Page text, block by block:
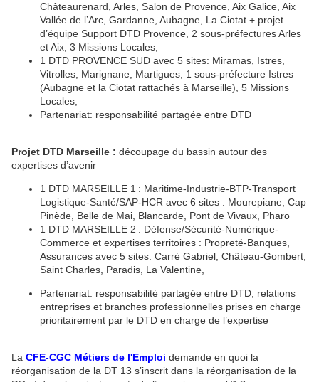
Châteaurenard, Arles, Salon de Provence, Aix Galice, Aix
Vallée de l’Arc, Gardanne, Aubagne, La Ciotat + projet
d’équipe Support DTD Provence, 2 sous-préfectures Arles
et Aix, 3 Missions Locales,
1 DTD PROVENCE SUD avec 5 sites: Miramas, Istres,
Vitrolles, Marignane, Martigues, 1 sous-préfecture Istres
(Aubagne et la Ciotat rattachés à Marseille), 5 Missions
Locales,
Partenariat: responsabilité partagée entre DTD
Projet DTD Marseille : découpage du bassin autour des
expertises d’avenir
1 DTD MARSEILLE 1 : Maritime-Industrie-BTP-Transport
Logistique-Santé/SAP-HCR avec 6 sites : Mourepiane, Cap
Pinède, Belle de Mai, Blancarde, Pont de Vivaux, Pharo
1 DTD MARSEILLE 2 : Défense/Sécurité-Numérique-
Commerce et expertises territoires : Propreté-Banques,
Assurances avec 5 sites: Carré Gabriel, Château-Gombert,
Saint Charles, Paradis, La Valentine,
Partenariat: responsabilité partagée entre DTD, relations
entreprises et branches professionnelles prises en charge
prioritairement par le DTD en charge de l’expertise
La CFE-CGC Métiers de l'Emploi demande en quoi la
réorganisation de la DT 13 s’inscrit dans la réorganisation de la